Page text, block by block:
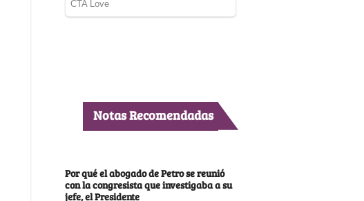
Notas Recomendadas
Por qué el abogado de Petro se reunió
con la congresista que investigaba a su
jefe, el Presidente